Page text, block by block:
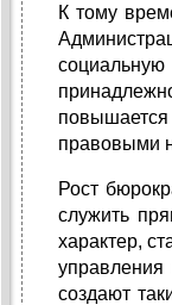
К тому
правовыми
Рост
служить
характер,
созда­ют